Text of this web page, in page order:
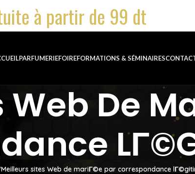
à partir de 99 dt
PARFUMERIEFOIREFORMATIONS & SÉMINAIRES
De
sites Web de mariГ©e par correspondance